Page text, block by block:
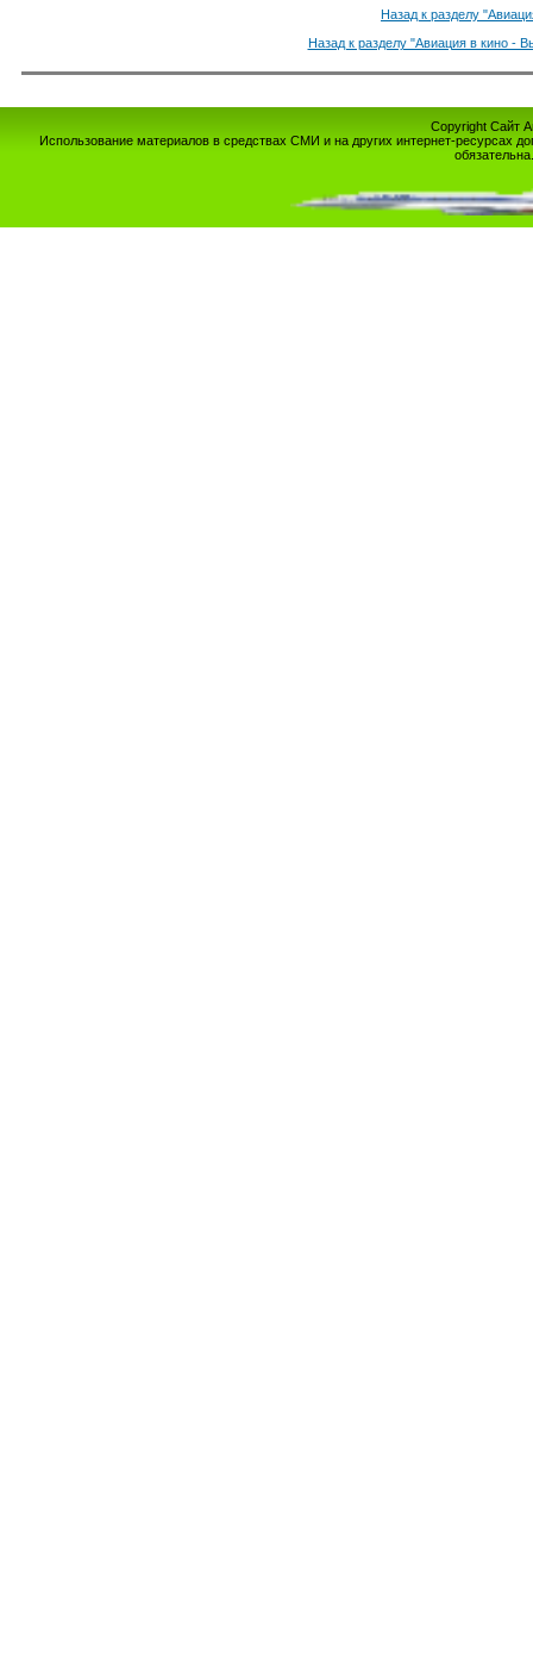
Назад к разделу
Назад к разделу "Авиация в кино -
Copyright Сайт
Использование материалов в средствах СМИ и на других интернет-ресурсах
обязательна.